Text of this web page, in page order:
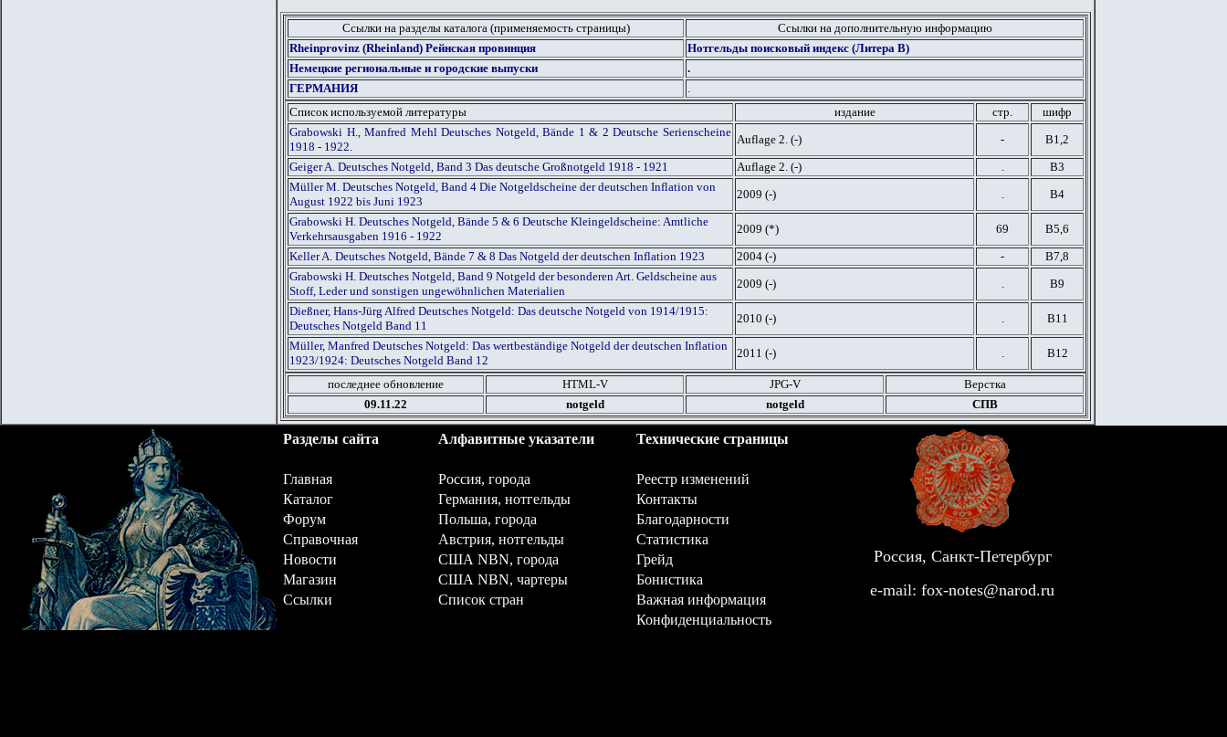
Ссылки на разделы каталога (применяемость страницы)
Ссылки на дополнительную информацию
Rheinprovinz (Rheinland) Рейнская провинция
Нотгельды поисковый индекс (Литера В)
Немецкие региональные и городские выпуски
.
ГЕРМАНИЯ
.
Список используемой литературы
издание стр.
шифр
Grabowski H., Manfred Mehl Deutsches Notgeld, Bände 1 & 2 Deutsche Serienscheine
1918 - 1922.
Auflage 2. (-) -
В1,2
Geiger A. Deutsches Notgeld, Band 3 Das deutsche Großnotgeld 1918 - 1921
Auflage 2. (-) .
В3
Müller M. Deutsches Notgeld, Band 4 Die Notgeldscheine der deutschen Inflation von
August 1922 bis Juni 1923
2009 (-) .
В4
Grabowski H. Deutsches Notgeld, Bände 5 & 6 Deutsche Kleingeldscheine: Amtliche
Verkehrsausgaben 1916 - 1922
2009 (*) 69
В5,6
Keller A. Deutsches Notgeld, Bände 7 & 8 Das Notgeld der deutschen Inflation 1923
2004 (-) -
В7,8
Grabowski H. Deutsches Notgeld, Band 9 Notgeld der besonderen Art. Geldscheine aus
Stoff, Leder und sonstigen ungewöhnlichen Materialien
2009 (-) .
В9
Dießner, Hans-Jürg Alfred Deutsches Notgeld: Das deutsche Notgeld von 1914/1915:
Deutsches Notgeld Band 11
2010 (-) .
В11
Müller, Manfred Deutsches Notgeld: Das wertbeständige Notgeld der deutschen Inflation
1923/1924: Deutsches Notgeld Band 12
2011 (-) . В12
последнее обновление HTML-V JPG-V
Верстка
09.11.22
notgeld notgeld СПВ
Разделы сайта Алфавитные указатели Технические страницы
Главная Россия, города
Реестр изменений
Каталог
Германия, нотгельды
Контакты
Форум
Польша, города
Благодарности
Справочная
Австрия, нотгельды
Статистика
Новости
США NBN, города
Грейд
Магазин
США NBN, чартеры
Бонистика
Ссылки
Список стран
Важная информация
Конфиденциальность
Россия, Санкт-Петербург
e-mail: fox-notes@narod.ru